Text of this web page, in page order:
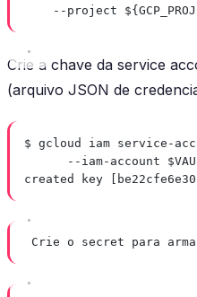
--project
Crie a chave da service
(arquivo JSON de
$ gcloud iam service-
--iam-account
created key
Crie o secret para